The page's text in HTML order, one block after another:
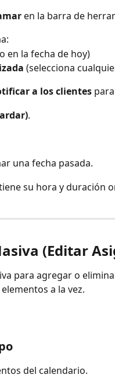
en la barra de
en la fecha de hoy)
(selecciona
a los clientes
.
una fecha pasada.
su hora y duración
(Editar
para agregar o
a la vez.
del calendario.